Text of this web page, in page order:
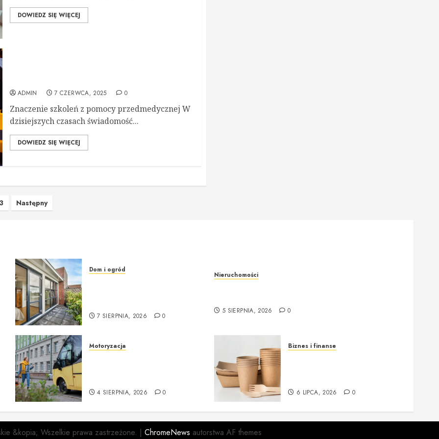
DOWIEDZ SIĘ WIĘCEJ
ADMIN 7 CZERWCA, 2025 0
Znaczenie szkoleń z pomocy przedmedycznej W
dzisiejszych czasach świadomość...
DOWIEDZ SIĘ WIĘCEJ
3 Następny
Dom i ogród
7 SIERPNIA, 2026 0
Nieruchomości
5 SIERPNIA, 2026 0
Motoryzacja
4 SIERPNIA, 2026 0
Biznes i finanse
6 LIPCA, 2026 0
&kopia; Wszelkie prawa zastrzeżone. | ChromeNews autorstwa AF themes